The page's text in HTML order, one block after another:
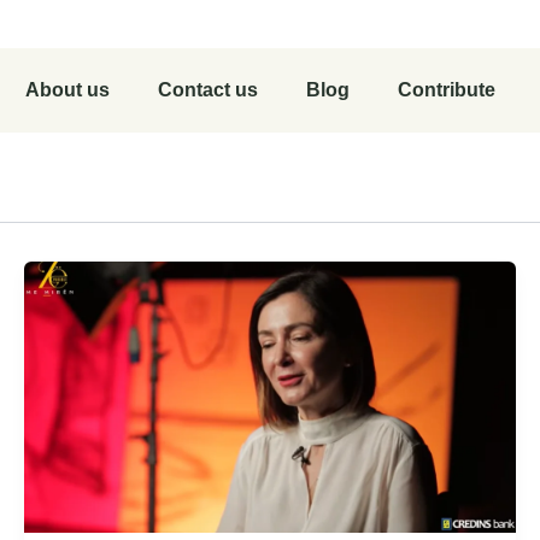
About us Contact us Blog Contribute